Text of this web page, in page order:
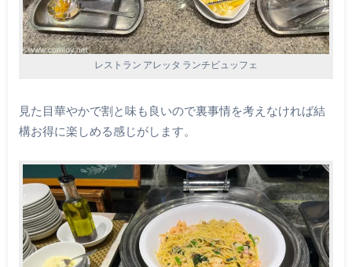
レストラン アレッタ ランチビュッフェ
見た目華やかで割と味も良いので裏事情を考えなければ結
構お得に楽しめる感じがします。